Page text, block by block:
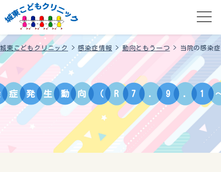
城東こどもクリニック >感染症情報 > 動向ともう一つ > 当院の感染
症 発 生 動 向 （ R 7 . 9 . 1